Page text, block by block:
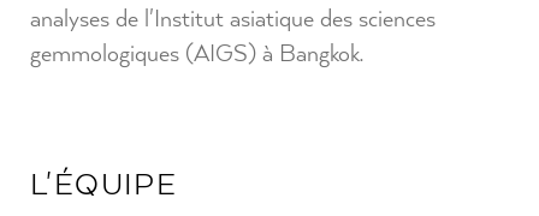
analyses de l'Institut asiatique des sciences
gemmologiques (AIGS) à Bangkok.
L'ÉQUIPE